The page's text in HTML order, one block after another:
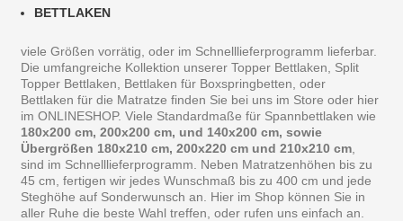
BETTLAKEN
viele Größen vorrätig, oder im Schnelllieferprogramm lieferbar.
Die umfangreiche Kollektion unserer Topper Bettlaken, Split
Topper Bettlaken, Bettlaken für Boxspringbetten, oder
Bettlaken für die Matratze finden Sie bei uns im Store oder hier
im ONLINESHOP. Viele Standardmaße für Spannbettlaken wie
180x200 cm, 200x200 cm, und 140x200 cm, sowie
Übergrößen 180x210 cm, 200x220 cm und 210x210 cm
sind im Schnelllieferprogramm. Neben Matratzenhöhen bis zu
45 cm, fertigen wir jedes Wunschmaß bis zu 400 cm und jede
Steghöhe auf Sonderwunsch an. Hier im Shop können Sie in
aller Ruhe die beste Wahl treffen, oder rufen uns einfach an.